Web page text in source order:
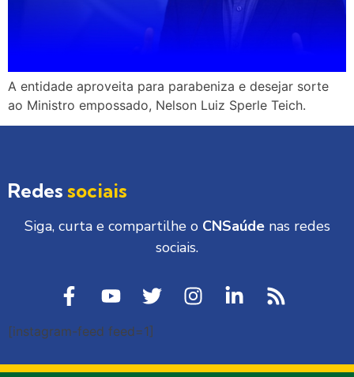
A entidade aproveita para parabeniza e desejar sorte
ao Ministro empossado, Nelson Luiz Sperle Teich.
Redes sociais
Siga, curta e compartilhe o CNSaúdenas redes
sociais.
[instagram-feed feed=1]